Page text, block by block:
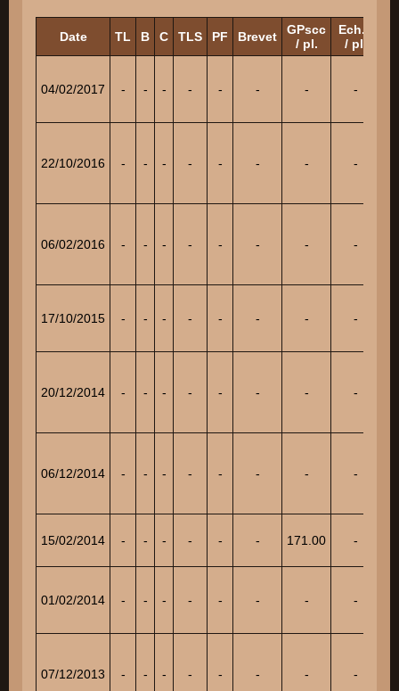
Date TL B C TLS PF Brevet
GPscc
/ pl.
Ech.1
/ pl.
04/02/2017 - - - - - - - -
22/10/2016 - - - - - - - -
06/02/2016 - - - - - - - -
17/10/2015 - - - - - - - -
20/12/2014 - - - - - - - -
06/12/2014 - - - - - - - -
15/02/2014 - - - - - - 171.00 -
01/02/2014 - - - - - - - -
07/12/2013 - - - - - - - -